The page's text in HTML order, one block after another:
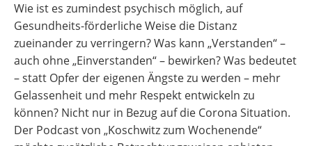
Wie ist es zumindest psychisch möglich, auf
Gesundheits-förderliche Weise die Distanz
zueinander zu verringern? Was kann „Verstanden“ –
auch ohne „Einverstanden“ – bewirken? Was bedeutet
– statt Opfer der eigenen Ängste zu werden – mehr
Gelassenheit und mehr Respekt entwickeln zu
können? Nicht nur in Bezug auf die Corona Situation.
Der Podcast von „Koschwitz zum Wochenende“